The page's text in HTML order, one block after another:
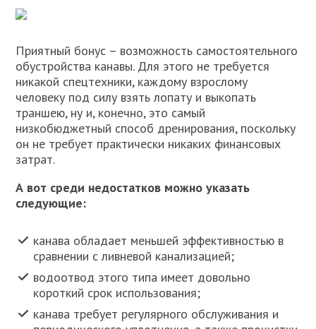
Приятный бонус – возможность самостоятельного
обустройства канавы. Для этого не требуется
никакой спецтехники, каждому взрослому
человеку под силу взять лопату и выкопать
траншею, ну и, конечно, это самый
низкобюджетный способ дренирования, поскольку
он не требует практически никаких финансовых
затрат.
А вот среди недостатков можно указать
следующие:
канава обладает меньшей эффективностью в
сравнении с ливневой канализацией;
водоотвод этого типа имеет довольно
короткий срок использования;
канава требует регулярного обслуживания и